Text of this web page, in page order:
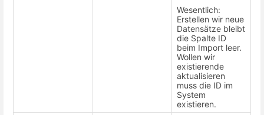
Wesentlich:
Erstellen wir neue
Datensätze bleibt
die Spalte ID
beim Import leer.
Wollen wir
existierende
aktualisieren
muss die ID im
System
existieren.